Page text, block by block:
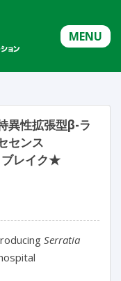
MENU
異性拡張型β-ラ
センス
ブレイク★
Serratia